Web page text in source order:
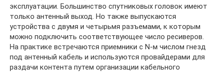
эксплуатации. Большинство спутниковых головок имеют
только антенный выход. Но также выпускаются
устройства с двумя и четырьмя разъемами, к которым
можно подключить соответствующее число ресиверов.
На практике встречаются приемники с N-м числом гнезд
под антенный кабель и используются провайдерами для
раздачи контента путем организации кабельного